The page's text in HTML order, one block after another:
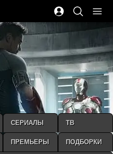
СЕРИАЛЫ ТВ
ПРЕМЬЕРЫ ПОДБОРКИ